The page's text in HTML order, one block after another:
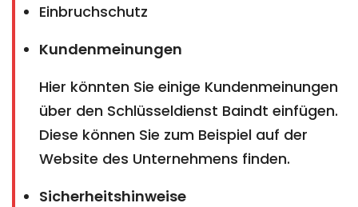
Einbruchschutz
Kundenmeinungen
Hier könnten Sie einige Kundenmeinungen
über den Schlüsseldienst Baindt einfügen.
Diese können Sie zum Beispiel auf der
Website des Unternehmens finden.
Sicherheitshinweise